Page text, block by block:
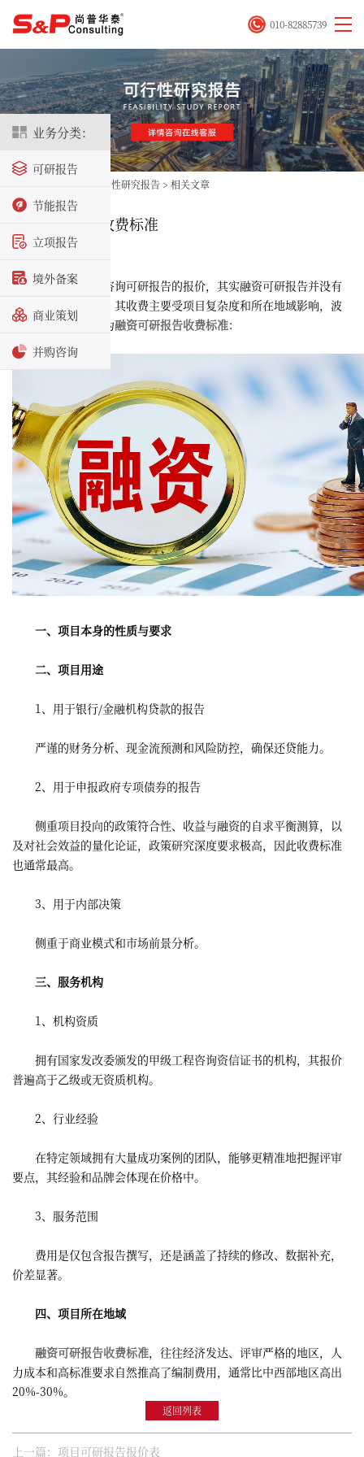
业务分类：
可研报告
节能报告
立项报告
境外备案
商业策划
并购咨询
010-82885739
可行性研究报告 > 相关文章
融资可研报告收费标准
2025-12-03
近期很大客户咨询可研报告的报价，其实融资可研报告并没有
全国统一的定价表，其收费主要受项目复杂度和所在地域影响，波
动范围较大。以下为融资可研报告收费标准：
一、项目本身的性质与要求
二、项目用途
1、用于银行/金融机构贷款的报告
严谨的财务分析、现金流预测和风险防控，确保还贷能力。
2、用于申报政府专项债券的报告
侧重项目投向的政策符合性、收益与融资的自求平衡测算，以
及对社会效益的量化论证，政策研究深度要求极高，因此收费标准
也通常最高。
3、用于内部决策
侧重于商业模式和市场前景分析。
三、服务机构
1、机构资质
拥有国家发改委颁发的甲级工程咨询资信证书的机构，其报价
普遍高于乙级或无资质机构。
2、行业经验
在特定领域拥有大量成功案例的团队，能够更精准地把握评审
要点，其经验和品牌会体现在价格中。
3、服务范围
费用是仅包含报告撰写，还是涵盖了持续的修改、数据补充，
价差显著。
四、项目所在地域
融资可研报告收费标准 ，往往经济发达、评审严格的地区，人
力成本和高标准要求自然推高了编制费用，通常比中西部地区高出
20%-30%。
返回列表
上一篇：项目可研报告报价表